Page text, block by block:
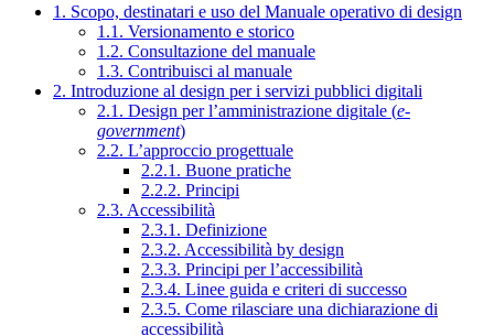
1. Scopo, destinatari e uso del Manuale operativo di design
1.1. Versionamento e storico
1.2. Consultazione del manuale
1.3. Contribuisci al manuale
2. Introduzione al design per i servizi pubblici digitali
2.1. Design per l’amministrazione digitale (e-
government)
2.2. L’approccio progettuale
2.2.1. Buone pratiche
2.2.2. Principi
2.3. Accessibilità
2.3.1. Definizione
2.3.2. Accessibilità by design
2.3.3. Principi per l’accessibilità
2.3.4. Linee guida e criteri di successo
2.3.5. Come rilasciare una dichiarazione di
accessibilità